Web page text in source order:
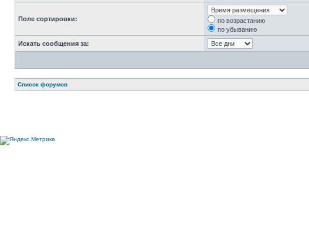
Поле сортировки:
по возрастанию
по убыванию
Искать сообщения за:
Список форумов